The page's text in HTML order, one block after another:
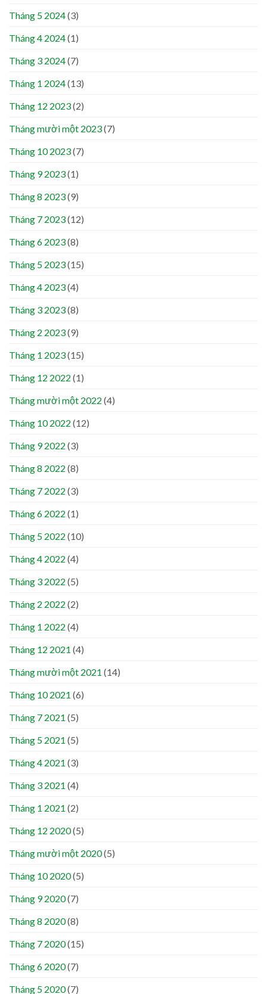
Tháng 5 2024(3)
Tháng 4 2024(1)
Tháng 3 2024(7)
Tháng 1 2024(13)
Tháng 12 2023(2)
Tháng mười một 2023(7)
Tháng 10 2023(7)
Tháng 9 2023(1)
Tháng 8 2023(9)
Tháng 7 2023(12)
Tháng 6 2023(8)
Tháng 5 2023(15)
Tháng 4 2023(4)
Tháng 3 2023(8)
Tháng 2 2023(9)
Tháng 1 2023(15)
Tháng 12 2022 (1)
Tháng mười một 2022 (4)
Tháng 10 2022 (12)
Tháng 9 2022 (3)
Tháng 8 2022 (8)
Tháng 7 2022 (3)
Tháng 6 2022 (1)
Tháng 5 2022 (10)
Tháng 4 2022 (4)
Tháng 3 2022 (5)
Tháng 2 2022 (2)
Tháng 1 2022 (4)
Tháng 12 2021 (4)
Tháng mười một 2021 (14)
Tháng 10 2021 (6)
Tháng 7 2021 (5)
Tháng 5 2021 (5)
Tháng 4 2021 (3)
Tháng 3 2021 (4)
Tháng 1 2021 (2)
Tháng 12 2020(5)
Tháng mười một 2020(5)
Tháng 10 2020(5)
Tháng 9 2020(7)
Tháng 8 2020(8)
Tháng 7 2020(15)
Tháng 6 2020(7)
Tháng 5 2020(7)